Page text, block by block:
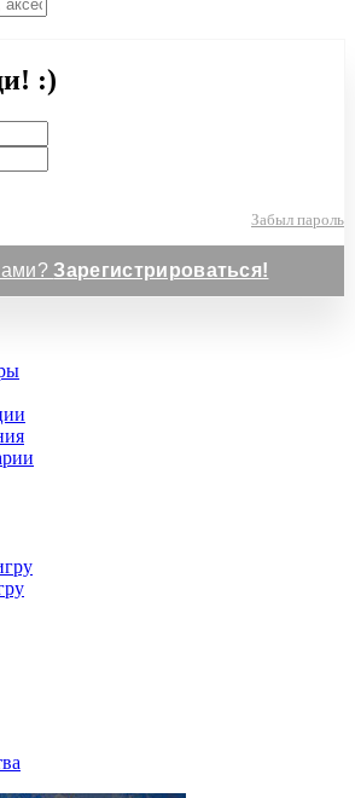
:)
Забыл пароль
Зарегистрироваться!